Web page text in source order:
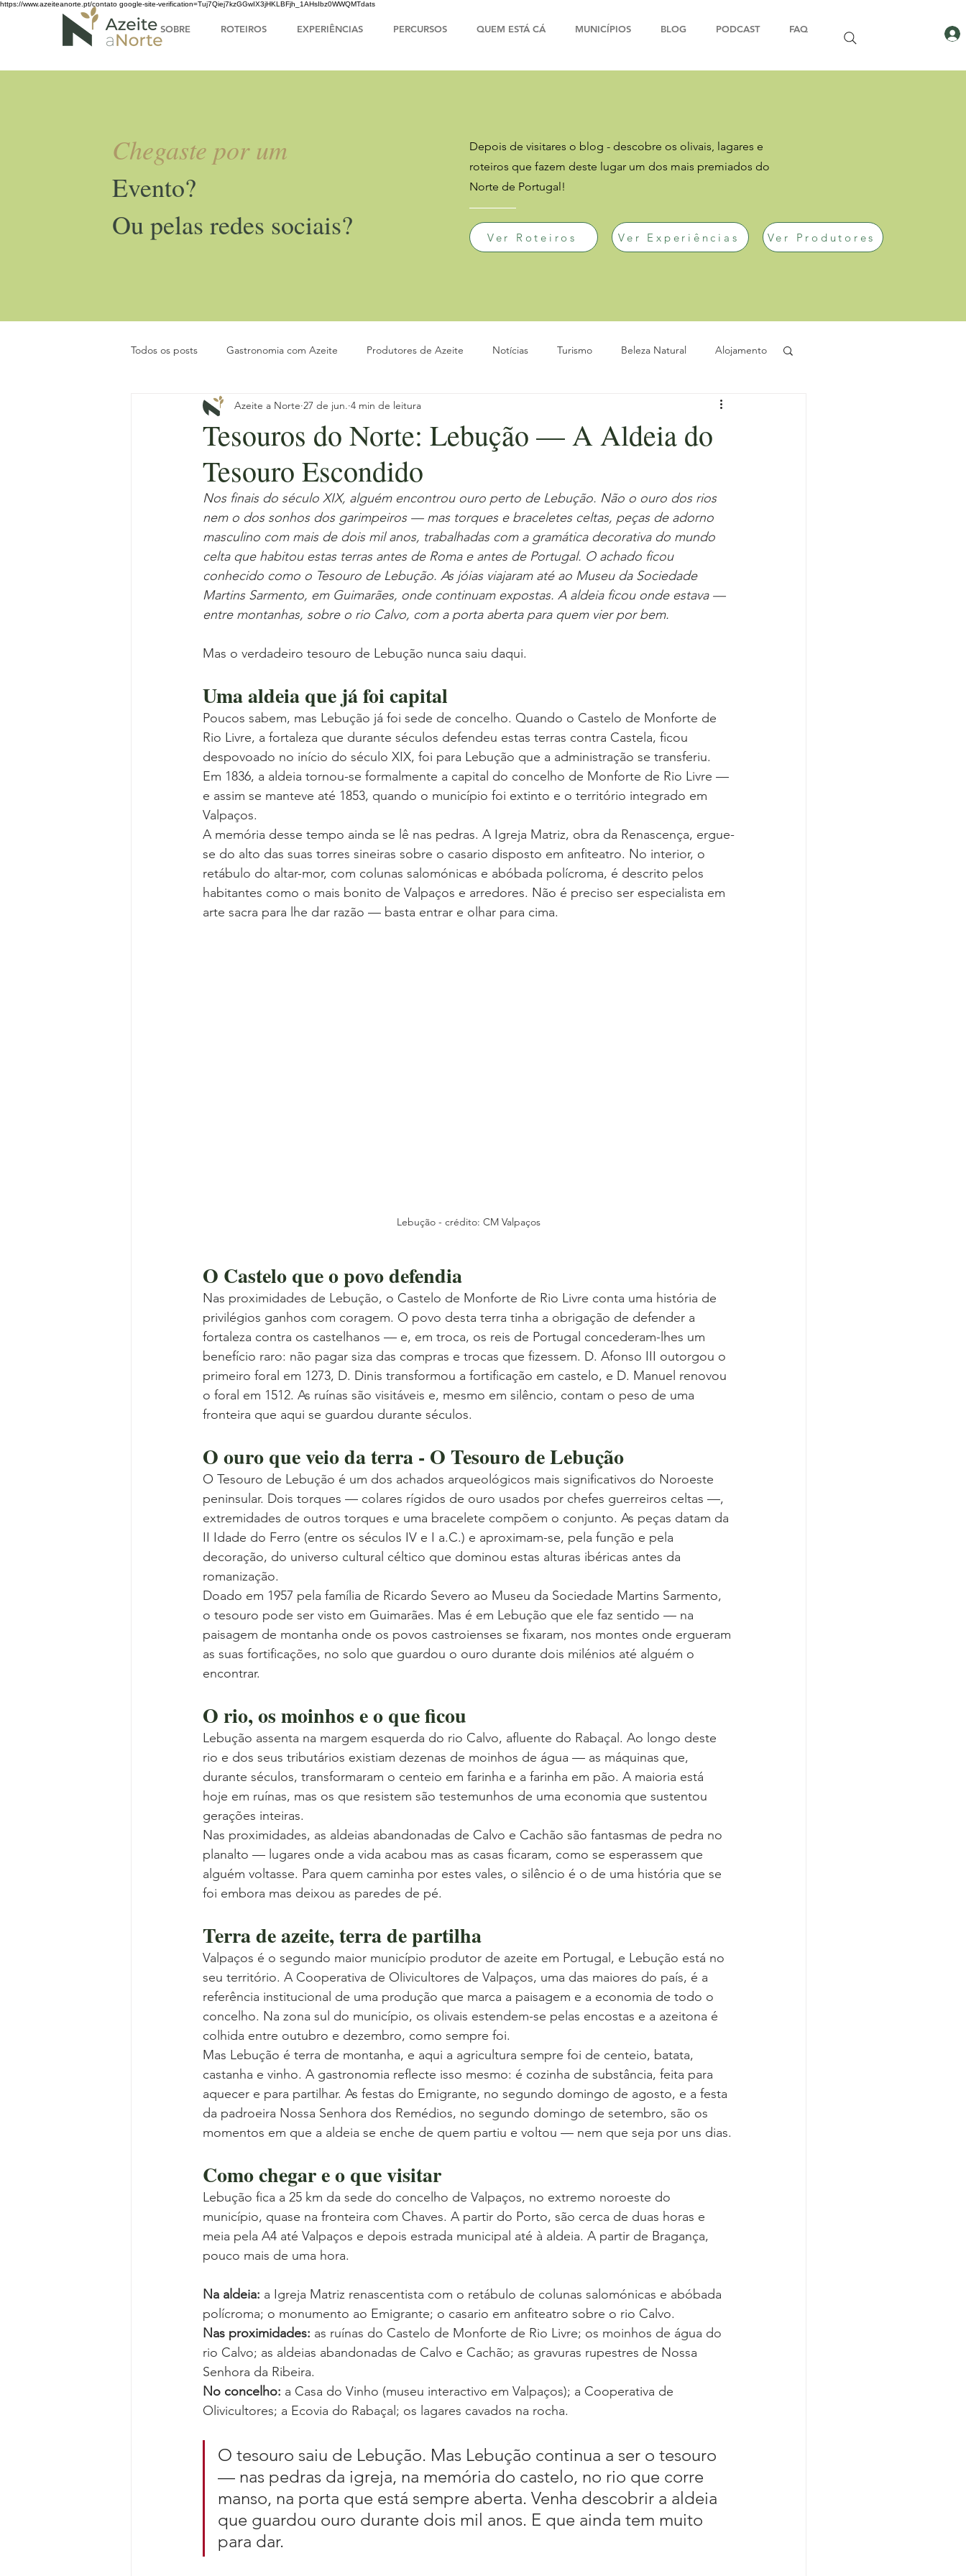
https://www.azeiteanorte.pt/contato google-site-verification=Tuj7Qiej7kzGGwIX3jHKLBFjh_1AHsIbz0WWQMTdats
SOBRE ROTEIROS EXPERIÊNCIAS PERCURSOS QUEM ESTÁ CÁ MUNICÍPIOS BLOG PODCAST FAQ
Chegaste por um
Evento?
Ou pelas redes sociais?
Depois de visitares o blog - descobre os olivais, lagares e
roteiros que fazem deste lugar um dos mais premiados do
Norte de Portugal!
Ver Roteiros Ver Experiências Ver Produtores
Todos os posts Gastronomia com Azeite Produtores de Azeite Notícias Turismo Beleza Natural Alojamento
Posts de Blog Tesouros do Norte Olivoturismo Sustentabilidade
Inverno Viagem & Turismo
Pronto a Reservar Gastronomia com Raízes Olhar Internacional Wellness & Azeite Olival ao longo do ano
Slow Travel
Tesouros do Norte: Lebução — A Aldeia do
Tesouro Escondido
Azeite a Norte 27 de jun. 4 min de leitura
Nos finais do século XIX, alguém encontrou ouro perto de Lebução. Não o ouro dos rios
nem o dos sonhos dos garimpeiros — mas torques e braceletes celtas, peças de adorno
masculino com mais de dois mil anos, trabalhadas com a gramática decorativa do mundo
celta que habitou estas terras antes de Roma e antes de Portugal. O achado ficou
conhecido como o Tesouro de Lebução. As jóias viajaram até ao Museu da Sociedade
Martins Sarmento, em Guimarães, onde continuam expostas. A aldeia ficou onde estava —
entre montanhas, sobre o rio Calvo, com a porta aberta para quem vier por bem.
Mas o verdadeiro tesouro de Lebução nunca saiu daqui.
Uma aldeia que já foi capital
Poucos sabem, mas Lebução já foi sede de concelho. Quando o Castelo de Monforte de
Rio Livre, a fortaleza que durante séculos defendeu estas terras contra Castela, ficou
despovoado no início do século XIX, foi para Lebução que a administração se transferiu.
Em 1836, a aldeia tornou-se formalmente a capital do concelho de Monforte de Rio Livre —
e assim se manteve até 1853, quando o município foi extinto e o território integrado em
Valpaços.
A memória desse tempo ainda se lê nas pedras. A Igreja Matriz, obra da Renascença, ergue-
se do alto das suas torres sineiras sobre o casario disposto em anfiteatro. No interior, o
retábulo do altar-mor, com colunas salomónicas e abóbada polícroma, é descrito pelos
habitantes como o mais bonito de Valpaços e arredores. Não é preciso ser especialista em
arte sacra para lhe dar razão — basta entrar e olhar para cima.
Lebução - crédito: CM Valpaços
O Castelo que o povo defendia
Nas proximidades de Lebução, o Castelo de Monforte de Rio Livre conta uma história de
privilégios ganhos com coragem. O povo desta terra tinha a obrigação de defender a
fortaleza contra os castelhanos — e, em troca, os reis de Portugal concederam-lhes um
benefício raro: não pagar siza das compras e trocas que fizessem. D. Afonso III outorgou o
primeiro foral em 1273, D. Dinis transformou a fortificação em castelo, e D. Manuel renovou
o foral em 1512. As ruínas são visitáveis e, mesmo em silêncio, contam o peso de uma
fronteira que aqui se guardou durante séculos.
O ouro que veio da terra - O Tesouro de Lebução
O Tesouro de Lebução é um dos achados arqueológicos mais significativos do Noroeste
peninsular. Dois torques — colares rígidos de ouro usados por chefes guerreiros celtas —,
extremidades de outros torques e uma bracelete compõem o conjunto. As peças datam da
II Idade do Ferro (entre os séculos IV e I a.C.) e aproximam-se, pela função e pela
decoração, do universo cultural céltico que dominou estas alturas ibéricas antes da
romanização.
Doado em 1957 pela família de Ricardo Severo ao Museu da Sociedade Martins Sarmento,
o tesouro pode ser visto em Guimarães. Mas é em Lebução que ele faz sentido — na
paisagem de montanha onde os povos castroienses se fixaram, nos montes onde ergueram
as suas fortificações, no solo que guardou o ouro durante dois milénios até alguém o
encontrar.
O rio, os moinhos e o que ficou
Lebução assenta na margem esquerda do rio Calvo, afluente do Rabaçal. Ao longo deste
rio e dos seus tributários existiam dezenas de moinhos de água — as máquinas que,
durante séculos, transformaram o centeio em farinha e a farinha em pão. A maioria está
hoje em ruínas, mas os que resistem são testemunhos de uma economia que sustentou
gerações inteiras.
Nas proximidades, as aldeias abandonadas de Calvo e Cachão são fantasmas de pedra no
planalto — lugares onde a vida acabou mas as casas ficaram, como se esperassem que
alguém voltasse. Para quem caminha por estes vales, o silêncio é o de uma história que se
foi embora mas deixou as paredes de pé.
Terra de azeite, terra de partilha
Valpaços é o segundo maior município produtor de azeite em Portugal, e Lebução está no
seu território. A Cooperativa de Olivicultores de Valpaços, uma das maiores do país, é a
referência institucional de uma produção que marca a paisagem e a economia de todo o
concelho. Na zona sul do município, os olivais estendem-se pelas encostas e a azeitona é
colhida entre outubro e dezembro, como sempre foi.
Mas Lebução é terra de montanha, e aqui a agricultura sempre foi de centeio, batata,
castanha e vinho. A gastronomia reflecte isso mesmo: é cozinha de substância, feita para
aquecer e para partilhar. As festas do Emigrante, no segundo domingo de agosto, e a festa
da padroeira Nossa Senhora dos Remédios, no segundo domingo de setembro, são os
momentos em que a aldeia se enche de quem partiu e voltou — nem que seja por uns dias.
Como chegar e o que visitar
Lebução fica a 25 km da sede do concelho de Valpaços, no extremo noroeste do
município, quase na fronteira com Chaves. A partir do Porto, são cerca de duas horas e
meia pela A4 até Valpaços e depois estrada municipal até à aldeia. A partir de Bragança,
pouco mais de uma hora.
Na aldeia: a Igreja Matriz renascentista com o retábulo de colunas salomónicas e abóbada
polícroma; o monumento ao Emigrante; o casario em anfiteatro sobre o rio Calvo.
Nas proximidades: as ruínas do Castelo de Monforte de Rio Livre; os moinhos de água do
rio Calvo; as aldeias abandonadas de Calvo e Cachão; as gravuras rupestres de Nossa
Senhora da Ribeira.
No concelho: a Casa do Vinho (museu interactivo em Valpaços); a Cooperativa de
Olivicultores; a Ecovia do Rabaçal; os lagares cavados na rocha.
O tesouro saiu de Lebução. Mas Lebução continua a ser o tesouro
— nas pedras da igreja, na memória do castelo, no rio que corre
manso, na porta que está sempre aberta. Venha descobrir a aldeia
que guardou ouro durante dois mil anos. E que ainda tem muito
para dar.